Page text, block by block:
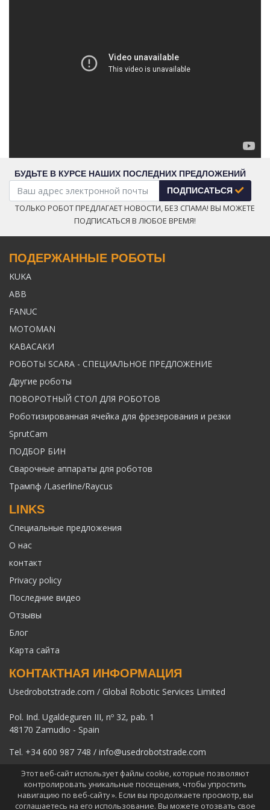
БУДЬТЕ В КУРСЕ НАШИХ ПОСЛЕДНИХ ПРЕДЛОЖЕНИЙ
ПОДПИСАТЬСЯ
ТОЛЬКО РОБОТ ПРЕДЛАГАЕТ НОВОСТИ, БЕЗ СПАМА! ВЫ МОЖЕТЕ
ПОДПИСАТЬСЯ В ЛЮБОЕ ВРЕМЯ!
ПОДЕРЖАННЫЕ РОБОТЫ
KUKA
ABB
FANUC
MOTOMAN
КАВАСАКИ
РОБОТЫ SCARA - СПЕЦИАЛЬНОЕ ПРЕДЛОЖЕНИЕ
Другие роботы
ПОВОРОТНЫЙ СТОЛ ДЛЯ РОБОТОВ
Роботизированная ячейка для фрезерования и резки
SprutCam
ПОДБОР БИН
Сварочные аппараты для роботов
Трампф /Laserline/Raycus
LINKS
Специальные предложения
О нас
контакт
Privacy policy
Последние видео
Отзывы
Блог
Карта сайта
КОНТАКТНАЯ ИНФОРМАЦИЯ
Usedrobotstrade.com / Global Robotic Services Limited
Pol. Ind. Ugaldeguren III, nº 32, pab. 1
48170 Zamudio - Spain
Tel. +34 600 987 748 / info@usedrobotstrade.com
Этот веб-сайт использует файлы cookie, которые позволяют
контролировать уникальные посещения, чтобы упростить
навигацию по веб-сайту ». Если вы продолжаете просмотр, вы
соглашаетесь на его использование. Вы можете отозвать свое